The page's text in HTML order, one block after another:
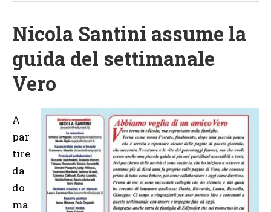
Nicola Santini assume la
guida del settimanale
Vero
A
par
tire
da
do
ma